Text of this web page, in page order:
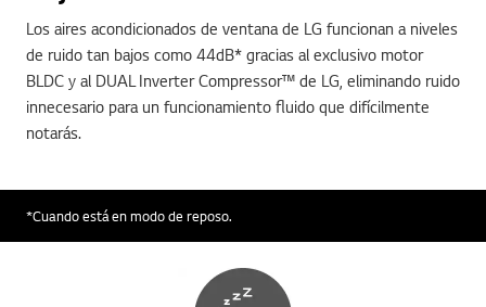
Los aires acondicionados de ventana de LG funcionan a niveles
de ruido tan bajos como 44dB* gracias al exclusivo motor
BLDC y al DUAL Inverter Compressor™ de LG, eliminando ruido
innecesario para un funcionamiento fluido que difícilmente
notarás.
*Cuando está en modo de reposo.